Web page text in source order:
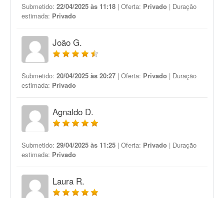
Submetido: 22/04/2025 às 11:18 | Oferta: Privado | Duração
estimada: Privado
João G.
Submetido: 20/04/2025 às 20:27 | Oferta: Privado | Duração
estimada: Privado
Agnaldo D.
Submetido: 29/04/2025 às 11:25 | Oferta: Privado | Duração
estimada: Privado
Laura R.